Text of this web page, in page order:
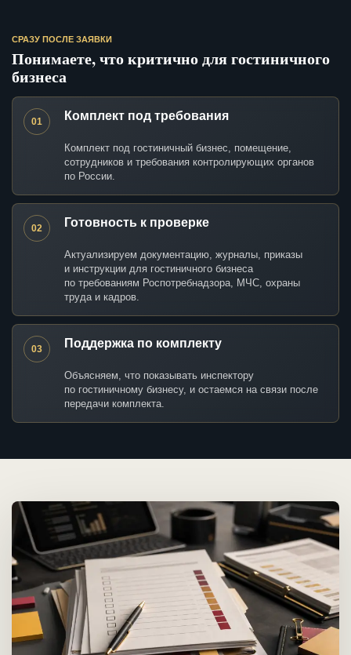
СРАЗУ ПОСЛЕ ЗАЯВКИ
Понимаете, что критично для гостиничного
бизнеса
01 Комплект под требования
Комплект под гостиничный бизнес, помещение,
сотрудников и требования контролирующих органов
по России.
02 Готовность к проверке
Актуализируем документацию, журналы, приказы
и инструкции для гостиничного бизнеса
по требованиям Роспотребнадзора, МЧС, охраны
труда и кадров.
03 Поддержка по комплекту
Объясняем, что показывать инспектору
по гостиничному бизнесу, и остаемся на связи после
передачи комплекта.